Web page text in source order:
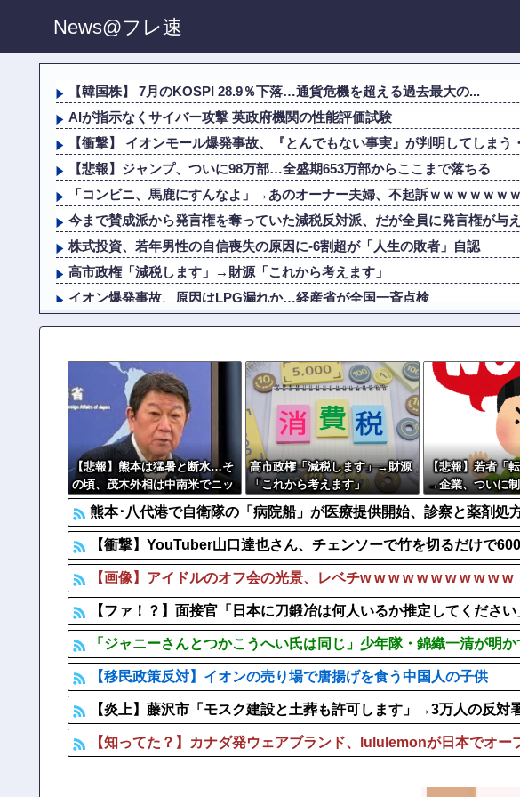
News@フレ速
【韓国株】 7月のKOSPI 28.9％下落…通貨危機を超える過去最大の...
AIが指示なくサイバー攻撃 英政府機関の性能評価試験
【衝撃】 イオンモール爆発事故、『とんでもない事実』が判明してしまう
【悲報】ジャンプ、ついに98万部…全盛期653万部からここまで落ちる
「コンビニ、馬鹿にすんなよ」→あのオーナー夫婦、不起訴ｗｗｗｗｗｗ
今まで賛成派から発言権を奪っていた減税反対派、だが全員に発言権が与
株式投資、若年男性の自信喪失の原因に-6割超が「人生の敗者」自認
高市政権「減税します」→財源「これから考えます」
イオン爆発事故、原因はLPG漏れか…経産省が全国一斉点検
株式投資、若年男性の自信喪失の原因に-6割超が「人生の敗者」自認
【衝撃】 NHK、ようやく気づくｗｗｗｗｗｗｗｗｗ
【画像】 日産が社運をかけて発売するSUVｗｗｗｗｗｗｗ
玉川徹氏、包丁男に発砲した警官の行動について「死刑にならない犯罪を警
【悲報】熊本は猛暑と断水…そ
の頃、茂木外相は中南米でニッ
コリ動画公開
高市政権「減税します」→財源
「これから考えます」
【悲報】若者「
→企業、ついに
る
熊本･八代港で自衛隊の「病院船」が医療提供開始、診察と薬剤処
【衝撃】YouTuber山口達也さん、チェンソーで竹を切るだけで
【画像】アイドルのオフ会の光景、レベチw w w w w w w w w w w
【ファ！？】面接官「日本に刀鍛冶は何人いるか推定してくだ
「ジャニーさんとつかこうへい氏は同じ」少年隊・錦織一清が明
【移民政策反対】イオンの売り場で唐揚げを食う中国人の子供
【炎上】藤沢市「モスク建設と土葬も許可します」→3万人の反対
【知ってた？】カナダ発ウェアブランド、lululemonが日本でオ